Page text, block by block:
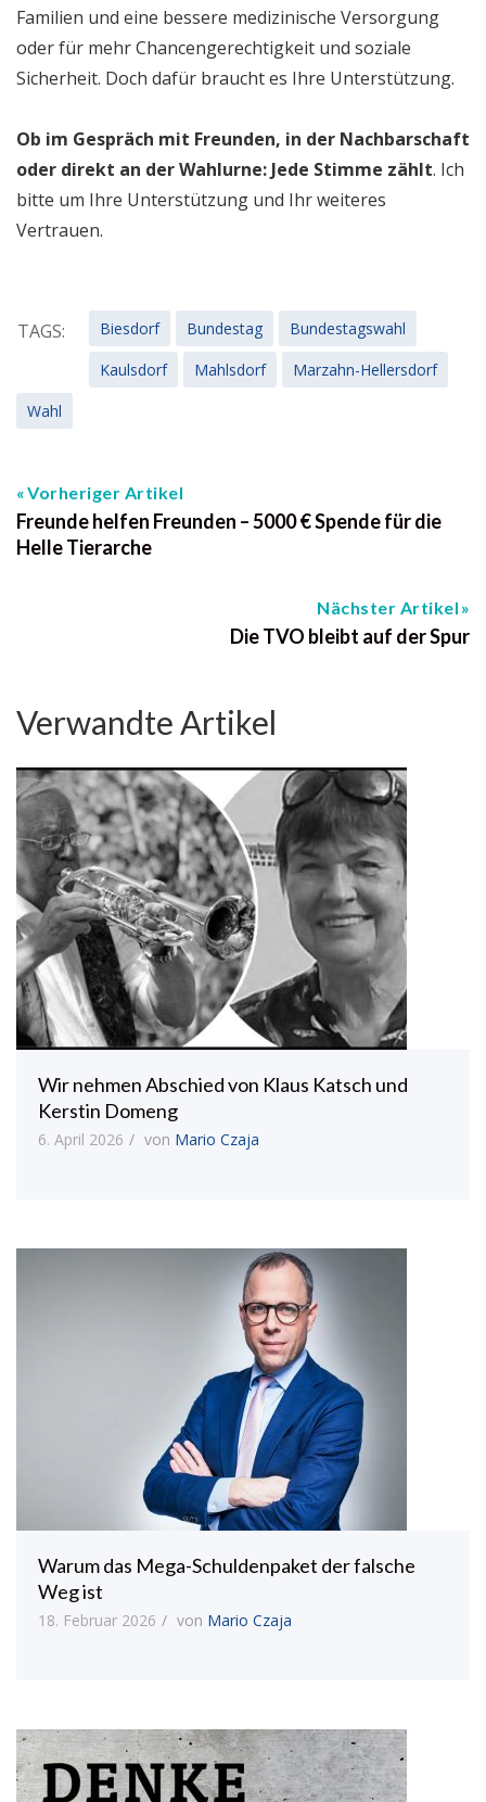
Familien und eine bessere medizinische Versorgung
oder für mehr Chancengerechtigkeit und soziale
Sicherheit. Doch dafür braucht es Ihre Unterstützung.
Ob im Gespräch mit Freunden, in der Nachbarschaft
oder direkt an der Wahlurne: Jede Stimme zählt. Ich
bitte um Ihre Unterstützung und Ihr weiteres
Vertrauen.
TAGS: Biesdorf Bundestag
Bundestagswahl
Kaulsdorf
Mahlsdorf
Marzahn-Hellersdorf
Wahl
Vorheriger Artikel
Freunde helfen Freunden – 5000 € Spende für die
Helle Tierarche
Nächster Artikel
Die TVO bleibt auf der Spur
Verwandte Artikel
Wir nehmen Abschied von Klaus Katsch und
Kerstin Domeng
6. April 2026 von Mario Czaja
Warum das Mega-Schuldenpaket der falsche
Weg ist
18. Februar 2026 von Mario Czaja